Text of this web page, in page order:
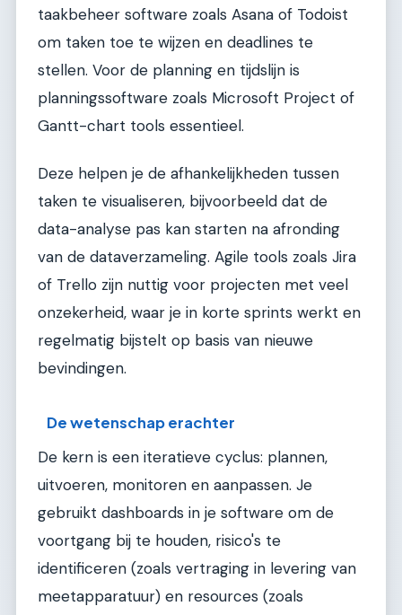
taakbeheer software zoals Asana of Todoist
om taken toe te wijzen en deadlines te
stellen. Voor de planning en tijdslijn is
planningssoftware zoals Microsoft Project of
Gantt-chart tools essentieel.
Deze helpen je de afhankelijkheden tussen
taken te visualiseren, bijvoorbeeld dat de
data-analyse pas kan starten na afronding
van de dataverzameling. Agile tools zoals Jira
of Trello zijn nuttig voor projecten met veel
onzekerheid, waar je in korte sprints werkt en
regelmatig bijstelt op basis van nieuwe
bevindingen.
De wetenschap erachter
De kern is een iteratieve cyclus: plannen,
uitvoeren, monitoren en aanpassen. Je
gebruikt dashboards in je software om de
voortgang bij te houden, risico's te
identificeren (zoals vertraging in levering van
meetapparatuur) en resources (zoals